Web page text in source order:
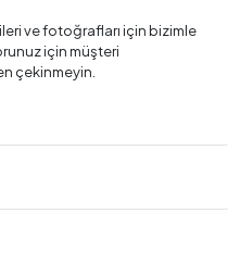
ve fotoğrafları için bizimle
için müşteri
çekinmeyin.